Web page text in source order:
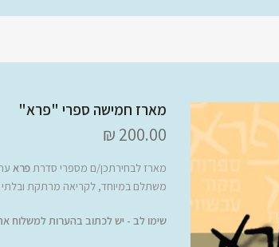
מארז חמישה ספרי "פרא"
200.00 ₪
מארז לבחירתכן/ם מספרי סדרתפרא
משתלם במיוחד, לקריאה מרתקת
שימו לב - יש לכתוב בהערות למשלוח